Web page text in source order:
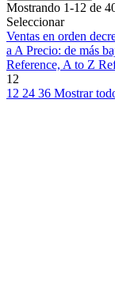
Mostrando 1-12 de
Seleccionar
Ventas en orden
a APrecio: de más
Reference, A to Z
12
12 24 36 Mostrar